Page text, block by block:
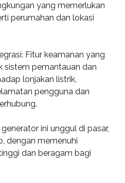
yang memerlukan
perumahan dan lokasi
Fitur keamanan yang
sistem pemantauan dan
lonjakan listrik,
pengguna dan
ini unggul di pasar,
dengan memenuhi
dan beragam bagi